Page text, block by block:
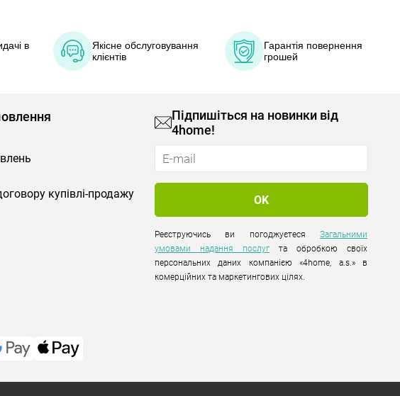
в
Якісне обслуговування
клієнтів
Гарантія повернення
грошей
купівлі-продажу
Підпишіться на новинки від
4home!
Реєструючись ви погоджуєтесяЗагальними
умовами надання послуг та обробкою своїх
персональних даних компанією «4home, a.s.» в
комерційних та маркетингових цілях.